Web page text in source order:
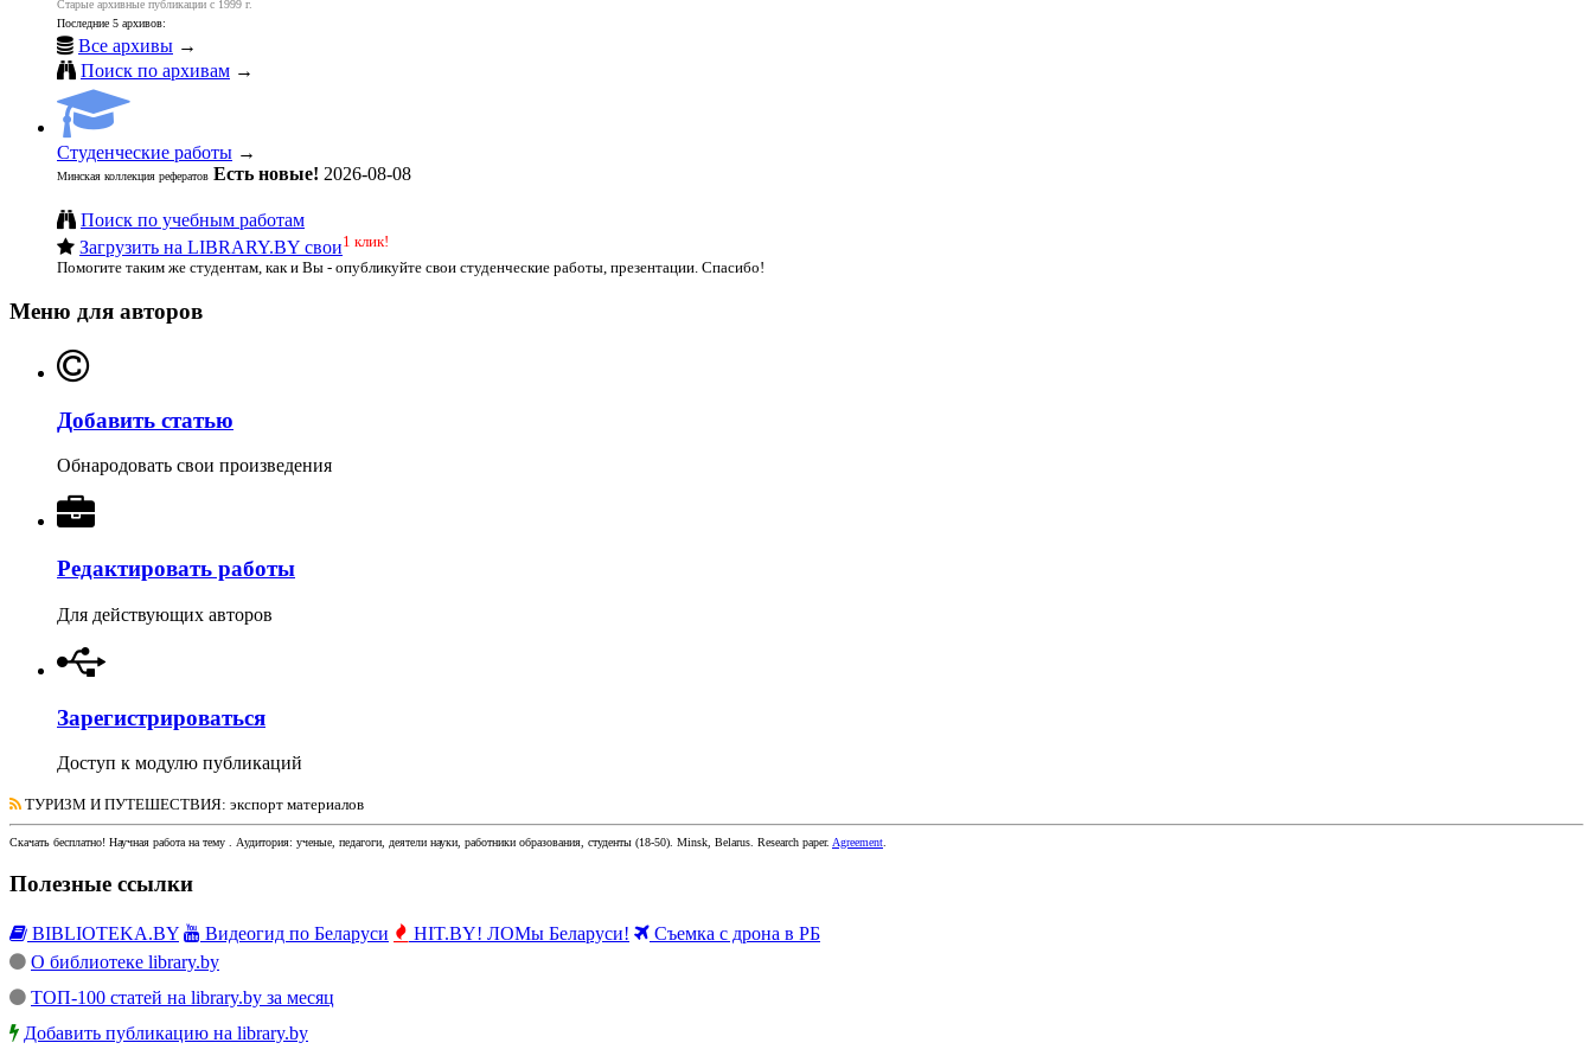
Старые архивные публикации с 1999 г.
Последние 5 архивов:
Все архивы →
Поиск по архивам →
Студенческие работы →
Минская коллекция рефератов Есть новые! 2026-08-08
Поиск по учебным работам
Загрузить на LIBRARY.BY свои1 клик!
Помогите таким же студентам, как и Вы - опубликуйте свои студенческие работы, презентации. Спасибо!
Меню для авторов
Добавить статью
Обнародовать свои произведения
Редактировать работы
Для действующих авторов
Зарегистрироваться
Доступ к модулю публикаций
ТУРИЗМ И ПУТЕШЕСТВИЯ: экспорт материалов
Скачать бесплатно! Научная работана тему . Аудитория: ученые, педагоги, деятели науки, работники образования, студенты (18-50). Minsk, Belarus. Research paper. Agreement.
Полезные ссылки
BIBLIOTEKA.BY Видеогид по Беларуси HIT.BY! ЛОМы Беларуси!
Съемка с дрона в РБ
О библиотеке library.by
ТОП-100 статей на library.by за месяц
Добавить публикацию на library.by